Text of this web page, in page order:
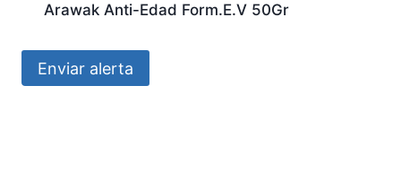
Arawak Anti-Edad Form.E.V 50Gr
Enviar alerta